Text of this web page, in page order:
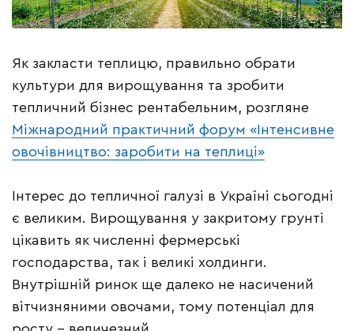
Як закласти теплицю, правильно обрати
культури для вирощування та зробити
тепличний бізнес рентабельним, розгляне
Міжнародний практичний форум «Інтенсивне
овочівництво: заробити на теплиці»
Інтерес до тепличної галузі в Україні сьогодні
є великим. Вирощування у закритому грунті
цікавить як численні фермерські
господарства, так і великі холдинги.
Внутрішній ринок ще далеко не насичений
вітчизняними овочами, тому потенціал для